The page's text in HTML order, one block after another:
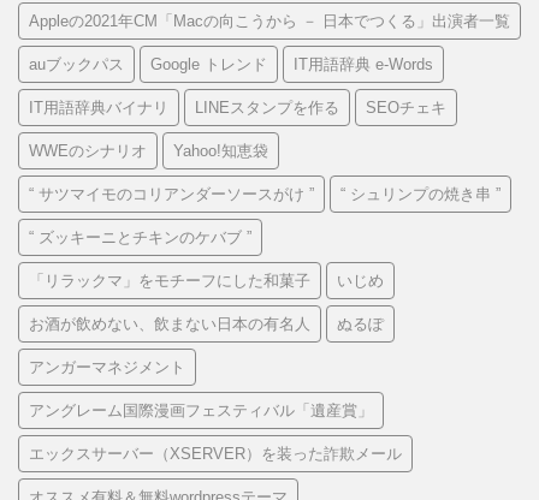
Appleの2021年CM「Macの向こうから － 日本でつくる」出演者一覧
auブックパス Google トレンド IT用語辞典 e-Words
IT用語辞典バイナリ LINEスタンプを作る SEOチェキ
WWEのシナリオ Yahoo!知恵袋
“ サツマイモのコリアンダーソースがけ ” “ シュリンプの焼き串 ”
“ ズッキーニとチキンのケバブ ”
「リラックマ」をモチーフにした和菓子 いじめ
お酒が飲めない、飲まない日本の有名人 ぬるぽ
アンガーマネジメント
アングレーム国際漫画フェスティバル「遺産賞」
エックスサーバー（XSERVER）を装った詐欺メール